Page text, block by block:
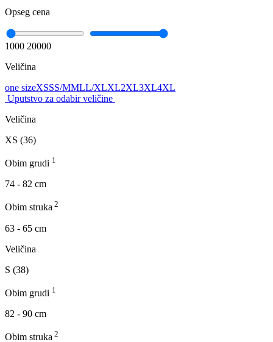
Opseg cena
1000 20000
Veličina
one sizeXSSS/MMLL/XLXL2XL3XL4XL
Uputstvo za odabir veličine
Veličina
XS (36)
Obim grudi 1
74 - 82 cm
Obim struka 2
63 - 65 cm
Veličina
S (38)
Obim grudi 1
82 - 90 cm
Obim struka 2